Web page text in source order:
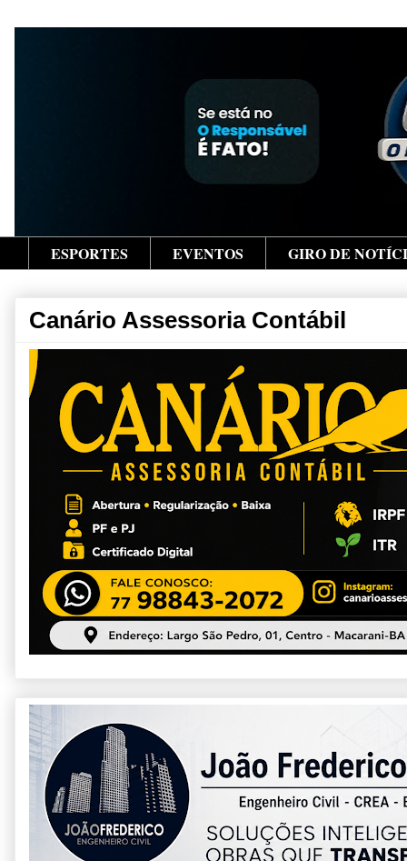
ESPORTES EVENTOS GIRO DE
Canário Assessoria Contábil